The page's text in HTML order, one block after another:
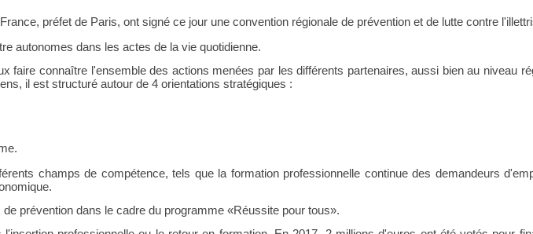
France, préfet de Paris, ont signé ce jour une convention régionale de prévention et de lutte contre
autonomes dans les actes de la vie quotidienne.
faire connaître l'ensemble des actions menées par lesdifférents partenaires, aussi bien au niveau
il est structuré autour de 4 orientations stratégiques :
.
champs de compétence, tels que la formation professionnelle continue des demandeurs
prévention dans le cadre du programme«Réussite pour tous».